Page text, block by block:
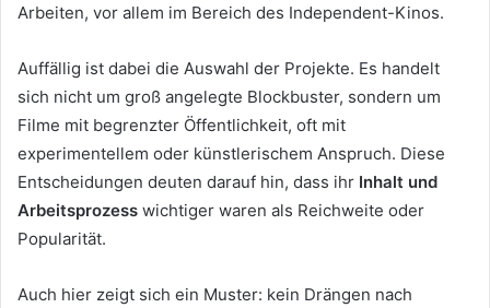
Arbeiten, vor allem im Bereich des Independent-Kinos.
Auffällig ist dabei die Auswahl der Projekte. Es handelt
sich nicht um groß angelegte Blockbuster, sondern um
Filme mit begrenzter Öffentlichkeit, oft mit
experimentellem oder künstlerischem Anspruch. Diese
Entscheidungen deuten darauf hin, dass ihr Inhalt und
Arbeitsprozess wichtiger waren als Reichweite oder
Popularität.
Auch hier zeigt sich ein Muster: kein Drängen nach